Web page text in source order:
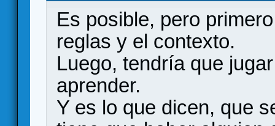
Es posible, pero
reglas y el contexto.
Luego, tendría que
aprender.
Y es lo que dicen, que